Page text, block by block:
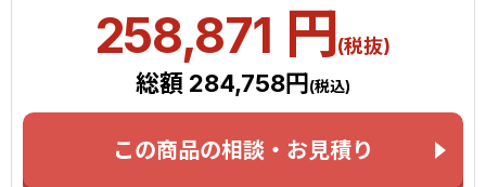
258,871 円(税抜)
総額 284,758円 (税込)
この商品の相談・お見積り